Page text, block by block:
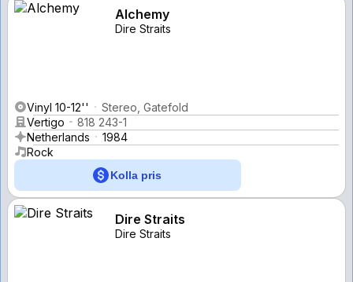
Alchemy
Dire Straits
Vinyl 10-12''
Stereo, Gatefold
Vertigo
818 243-1
Netherlands
1984
Rock
Kolla pris
Dire Straits
Dire Straits